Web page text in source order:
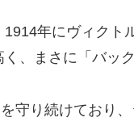
年にヴィク
、まさに「バッ
守り続けてお